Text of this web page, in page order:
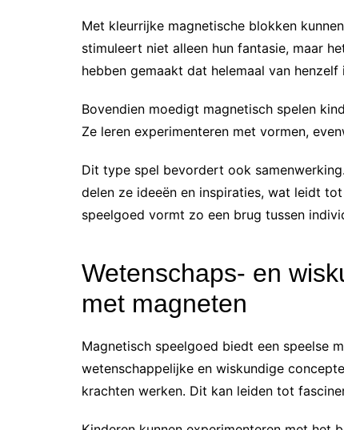
Met kleurrijke magnetische blokken
stimuleert niet alleen hun fantasie, maar
hebben gemaakt dat helemaal van henzelf
Bovendien moedigt magnetisch spelen
Ze leren experimenteren met vormen,
Dit type spel bevordert ook
delen ze ideeën en inspiraties, wat leidt
speelgoed vormt zo een brug tussen
Wetenschaps- en
met magneten
Magnetisch speelgoed biedt een speelse
wetenschappelijke en wiskundige
krachten werken. Dit kan leiden tot